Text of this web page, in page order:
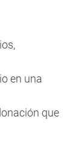
en una
que